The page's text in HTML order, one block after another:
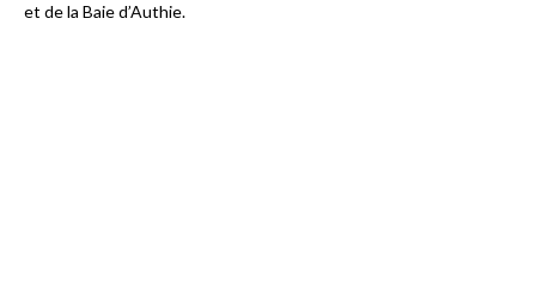
et de la Baie d’Authie.